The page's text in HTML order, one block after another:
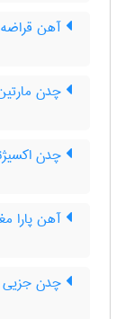
آهن قراضه
چدن
چدن
آهن پارا
چدن جزیی